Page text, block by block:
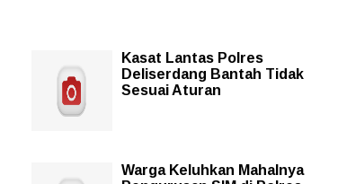
Kasat Lantas Polres
Deliserdang Bantah Tidak
Sesuai Aturan
Warga Keluhkan Mahalnya